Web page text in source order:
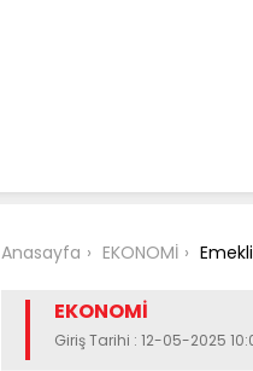
Anasayfa EKONOMİ
EKONOMİ
Giriş Tarihi : 12-05-2025